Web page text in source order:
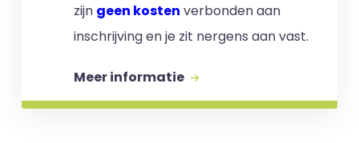
zijn geen kosten verbonden aan
inschrijving en je zit nergens aan vast.
Meer informatie